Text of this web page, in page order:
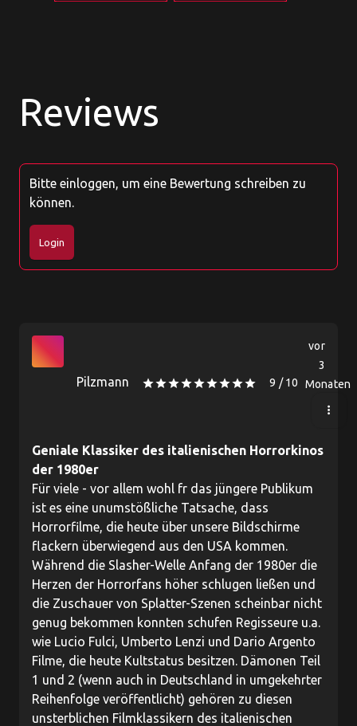
Reviews
Bitte einloggen, um eine Bewertung schreiben zu
können.
Login
Pilzmann starstarstarstarstarstarstarstarstar 9 / 10
vor
3
Monaten
more_vert
Geniale Klassiker des italienischen Horrorkinos
der 1980er
Für viele - vor allem wohl fr das jüngere Publikum
ist es eine unumstößliche Tatsache, dass
Horrorfilme, die heute über unsere Bildschirme
flackern überwiegend aus den USA kommen.
Während die Slasher-Welle Anfang der 1980er die
Herzen der Horrorfans höher schlugen ließen und
die Zuschauer von Splatter-Szenen scheinbar nicht
genug bekommen konnten schufen Regisseure u.a.
wie Lucio Fulci, Umberto Lenzi und Dario Argento
Filme, die heute Kultstatus besitzen. Dämonen Teil
1 und 2 (wenn auch in Deutschland in umgekehrter
Reihenfolge veröffentlicht) gehören zu diesen
unsterblichen Filmklassikern des italienischen